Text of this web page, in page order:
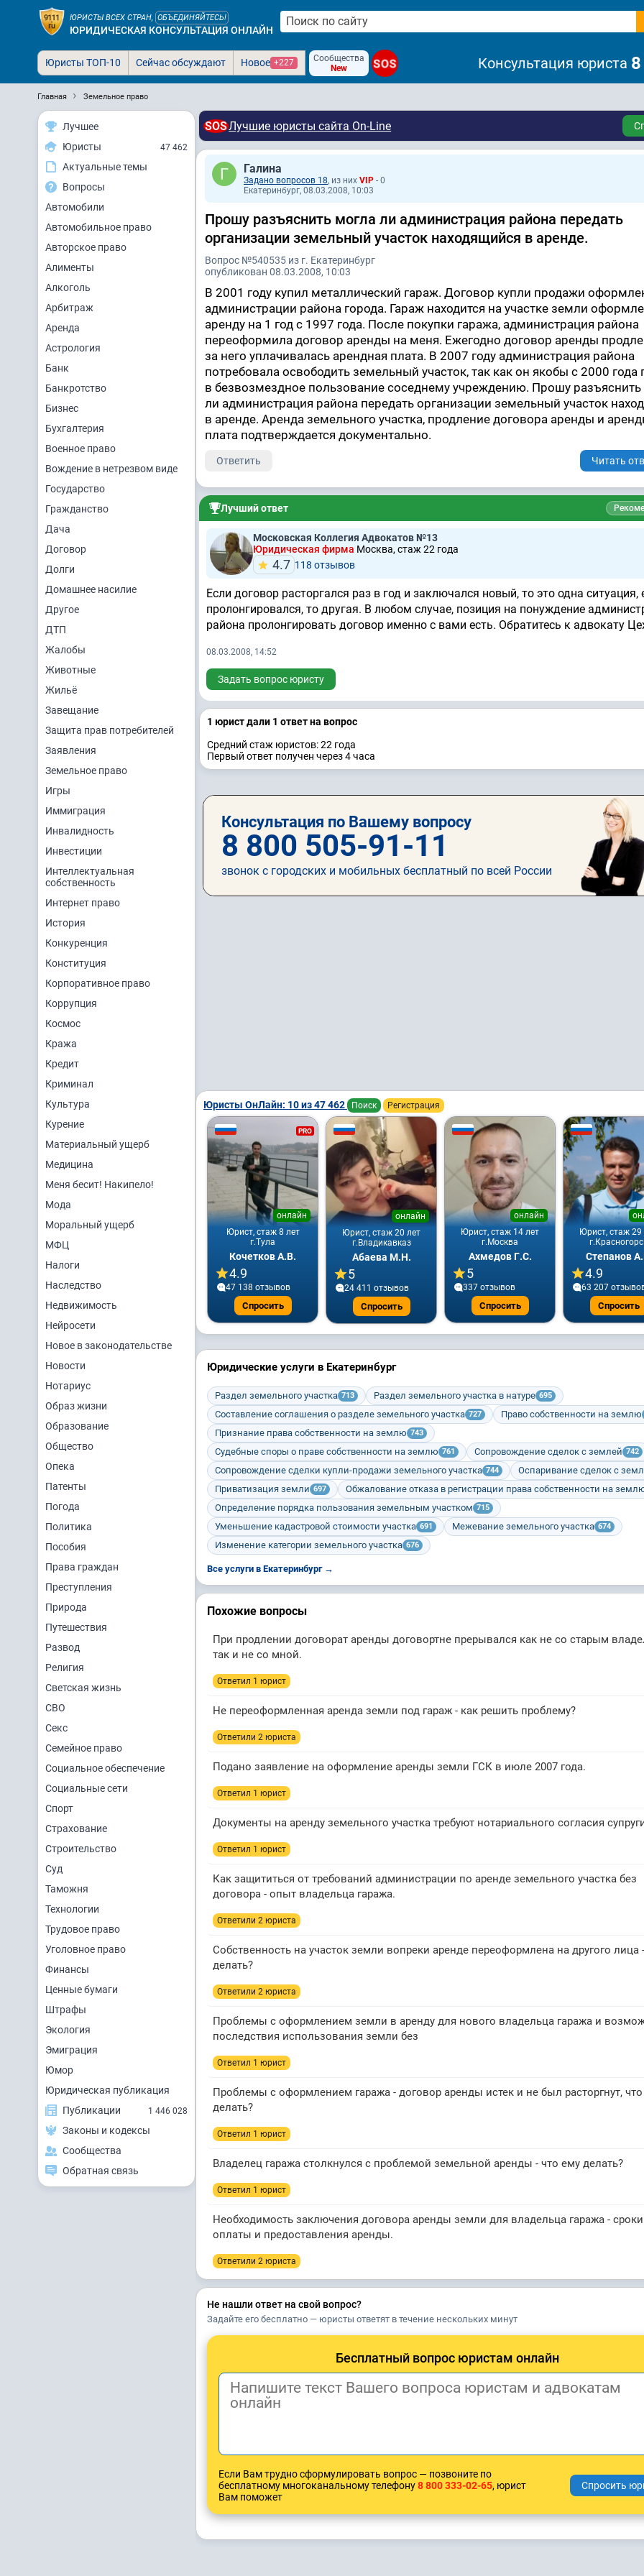
ЮРИСТЫ ВСЕХ СТРАН, ОБЪЕДИНЯЙТЕСЬ!
ЮРИДИЧЕСКАЯ КОНСУЛЬТАЦИЯ ОНЛАЙН
Юристы ТОП-10 Сейчас обсуждают Новое +227
Сообщества
New
SOS Консультация юриста
Главная Земельное право
Лучшее
Юристы
47 462
Актуальные темы
Вопросы
Автомобили
Автомобильное право
Авторское право
Алименты
Алкоголь
Арбитраж
Аренда
Астрология
Банк
Банкротство
Бизнес
Бухгалтерия
Военное право
Вождение в нетрезвом виде
Государство
Гражданство
Дача
Договор
Долги
Домашнее насилие
Другое
ДТП
Жалобы
Животные
Жильё
Завещание
Защита прав потребителей
Заявления
Земельное право
Игры
Иммиграция
Инвалидность
Инвестиции
Интеллектуальная
собственность
Интернет право
История
Конкуренция
Конституция
Корпоративное право
Коррупция
Космос
Кража
Кредит
Криминал
Культура
Курение
Материальный ущерб
Медицина
Меня бесит! Накипело!
Мода
Моральный ущерб
МФЦ
Налоги
Наследство
Недвижимость
Нейросети
Новое в законодательстве
Новости
Нотариус
Образ жизни
Образование
Общество
Опека
Патенты
Погода
Политика
Пособия
Права граждан
Преступления
Природа
Путешествия
Развод
Религия
Светская жизнь
СВО
Секс
Семейное право
Социальное обеспечение
Социальные сети
Спорт
Страхование
Строительство
Суд
Таможня
Технологии
Трудовое право
Уголовное право
Финансы
Ценные бумаги
Штрафы
Экология
Эмиграция
Юмор
Юридическая публикация
Публикации
1 446 028
Законы и кодексы
Сообщества
Обратная связь
SOSЛучшие юристы сайта On-Line
Галина
Задано вопросов 18, из них VIP - 0
Екатеринбург, 08.03.2008, 10:03
Прошу разъяснить могла ли администрация района передать
организации земельный участок находящийся в аренде.
Вопрос №540535 из г. Екатеринбург
опубликован 08.03.2008, 10:03
В 2001 году купил металлический гараж. Договор купли продажи
администрации района города. Гараж находится на участке земли
аренду на 1 год с 1997 года. После покупки гаража, администрация района
переоформила договор аренды на меня. Ежегодно договор аренды
за него уплачивалась арендная плата. В 2007 году администрация района
потребовала освободить земельный участок, так как он якобы с 2000 года
в безвозмездное пользование соседнему учреждению. Прошу
ли администрация района передать организации земельный участок
в аренде. Аренда земельного участка, продление договора аренды и
плата подтверждается документально.
Ответить Читать
Лучший ответ
Московская Коллегия Адвокатов №13
Юридическая фирма Москва, стаж 22 годa
4.7 118 отзывов
Если договор расторгался раз в год и заключался новый, то это одна ситуация,
пролонгировался, то другая. В любом случае, позиция на понуждение
района пролонгировать договор именно с вами есть. Обратитесь к адвокату
08.03.2008, 14:52
Задать вопрос юристу
1 юрист дали 1 ответ на вопрос
Средний стаж юристов: 22 годa
Первый ответ получен через 4 часа
Консультация по Вашему вопросу
8 800 505-91-11
звонок с городских и мобильных бесплатный по всей России
Юристы ОнЛайн: 10 из 47 462 Поиск Регистрация
PRO
Юрист, стаж 8 лет
онлайн
г.Тула
Кочетков А.В.
4.9
47 138 отзывов
Спросить
Юрист, стаж 20 лет
онлайн
г.Владикавказ
Абаева М.Н.
5
24 411 отзывов
Спросить
Юрист, стаж 14 лет
онлайн
г.Москва
Ахмедов Г.С.
5
337 отзывов
Спросить
Юрист, стаж 29
Степанов
4.9
63 207
Спросить
Юридические услуги в Екатеринбург
Раздел земельного участка 713 Раздел земельного участка в натуре 695
Составление соглашения о разделе земельного участка 727 Право собственности на землю
Признание права собственности на землю 743
Судебные споры о праве собственности на землю 761 Сопровождение сделок с землей 742
Сопровождение сделки купли-продажи земельного участка 744 Оспаривание сделок с
Приватизация земли 697 Обжалование отказа в регистрации права собственности на
Определение порядка пользования земельным участком 715
Уменьшение кадастровой стоимости участка 691 Межевание земельного участка 674
Изменение категории земельного участка 676
Все услуги в Екатеринбург →
Похожие вопросы
При продлении договорат аренды договортне прерывался как не со старым
так и не со мной.
Ответил 1 юрист
Не переоформленная аренда земли под гараж - как решить проблему?
Ответили 2 юристa
Подано заявление на оформление аренды земли ГСК в июле 2007 года.
Ответил 1 юрист
Документы на аренду земельного участка требуют нотариального согласия
Ответил 1 юрист
Как защититься от требований администрации по аренде земельного участка без
договора - опыт владельца гаража.
Ответили 2 юристa
Собственность на участок земли вопреки аренде переоформлена на другого лица
делать?
Ответили 2 юристa
Проблемы с оформлением земли в аренду для нового владельца гаража и
последствия использования земли без
Ответил 1 юрист
Проблемы с оформлением гаража - договор аренды истек и не был расторгнут, что
делать?
Ответил 1 юрист
Владелец гаража столкнулся с проблемой земельной аренды - что ему делать?
Ответил 1 юрист
Необходимость заключения договора аренды земли для владельца гаража - сроки
оплаты и предоставления аренды.
Ответили 2 юристa
Не нашли ответ на свой вопрос?
Задайте его бесплатно — юристы ответят в течение нескольких минут
Бесплатный вопрос юристам онлайн
Если Вам трудно сформулировать вопрос — позвоните по
бесплатному многоканальному телефону8 800 333-02-65, юрист
Вам поможет